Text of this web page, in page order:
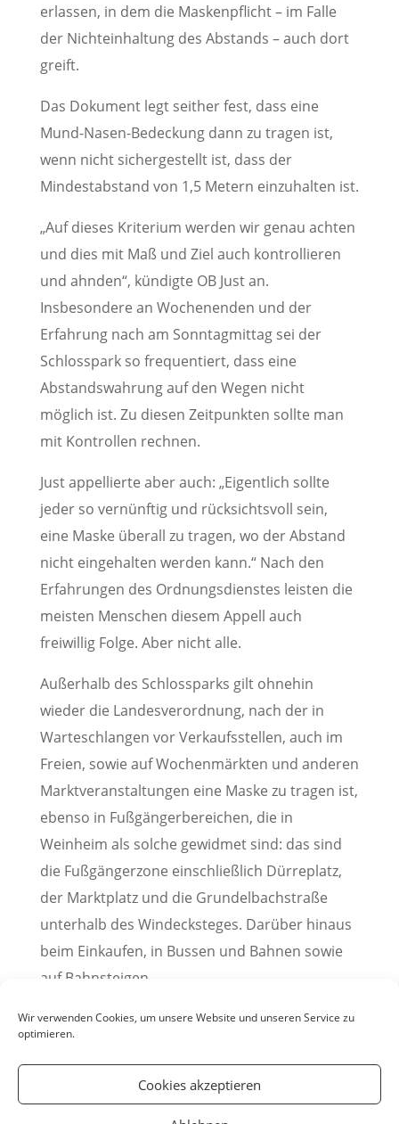
Wir verwenden Cookies, um unsere Website und unseren Service zu
optimieren.
Cookies akzeptieren
erlassen, in dem die Maskenpflicht – im Falle
der Nichteinhaltung des Abstands – auch dort
greift.
Das Dokument legt seither fest, dass eine
Mund-Nasen-Bedeckung dann zu tragen ist,
wenn nicht sichergestellt ist, dass der
Mindestabstand von 1,5 Metern einzuhalten ist.
„Auf dieses Kriterium werden wir genau achten
und dies mit Maß und Ziel auch kontrollieren
und ahnden“, kündigte OB Just an.
Insbesondere an Wochenenden und der
Erfahrung nach am Sonntagmittag sei der
Schlosspark so frequentiert, dass eine
Abstandswahrung auf den Wegen nicht
möglich ist. Zu diesen Zeitpunkten sollte man
mit Kontrollen rechnen.
Just appellierte aber auch: „Eigentlich sollte
jeder so vernünftig und rücksichtsvoll sein,
eine Maske überall zu tragen, wo der Abstand
nicht eingehalten werden kann.“ Nach den
Erfahrungen des Ordnungsdienstes leisten die
meisten Menschen diesem Appell auch
freiwillig Folge. Aber nicht alle.
Außerhalb des Schlossparks gilt ohnehin
wieder die Landesverordnung, nach der in
Warteschlangen vor Verkaufsstellen, auch im
Freien, sowie auf Wochenmärkten und anderen
Marktveranstaltungen eine Maske zu tragen ist,
ebenso in Fußgängerbereichen, die in
Weinheim als solche gewidmet sind: das sind
die Fußgängerzone einschließlich Dürreplatz,
der Marktplatz und die Grundelbachstraße
unterhalb des Windecksteges. Darüber hinaus
beim Einkaufen, in Bussen und Bahnen sowie
auf Bahnsteigen.
(Pressemitteilung der Stadt Weinheim, 20.11.2020)